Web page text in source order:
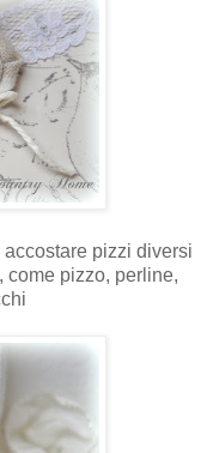
pizzi diversi
come pizzo, perline,